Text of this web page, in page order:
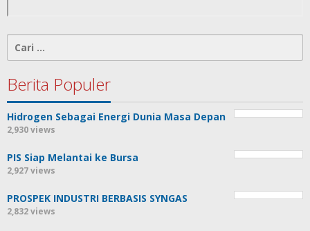
untuk:
Berita Populer
Hidrogen Sebagai Energi Dunia Masa Depan
2,930 views
PIS Siap Melantai ke Bursa
2,927 views
PROSPEK INDUSTRI BERBASIS SYNGAS
2,832 views